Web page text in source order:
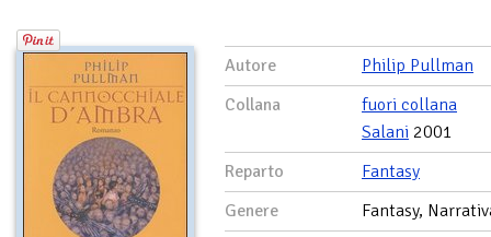
Autore
Philip Pullman
Collana
fuori collana
Salani 2001
Reparto
Fantasy
Genere
Fantasy,